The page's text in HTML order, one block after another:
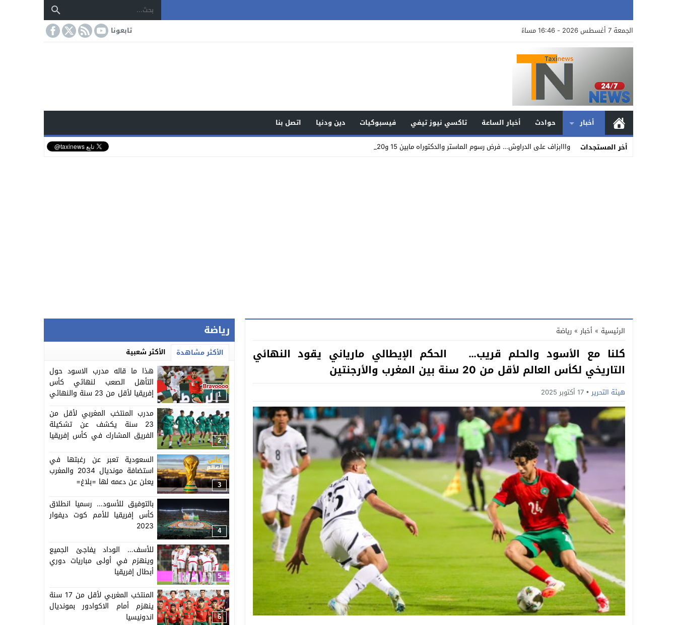
الجمعة 7 أغسطس 2026 - 16:46 مساءً تابعونا
أخبار حوادث أخبار الساعة تاكسي نيوز تيفي فيسبوكيات دين ودنيا
اتصل بنا
أخر المستجدات
وااابزاف على الدراوش… فرض رسوم الماستر والدكتوراه مابين 15 و20 ألف درهم يصل إ _
الرئيسية » أخبار » رياضة
كلنا مع الأسود والحلم قريب… الحكم الإيطالي مارياني يقود النهائي
التاريخي لكأس العالم لأقل من 20 سنة بين المغرب والأرجنتين
هيئة التحرير 17 أكتوبر 2025
رياضة
الأكثر مشاهدة الأكثر شعبية
1
هذا ما قاله مدرب الاسود حول
التأهل الصعب لنهائي كأس
إفريقيا لأقل من 23 سنة والنهائي
2
مدرب المنتخب المغربي لأقل من
23 سنة يكشف عن تشكيلة
الفريق المشارك في كأس إفريقيا
3
السعودية تعبر عن رغبتها في
استضافة مونديال 2034 والمغرب
يعلن عن دعمه لها =بلاغ=
4
بالتوفيق للأسود… رسميا انطلاق
كأس إفريقيا للأمم كوت ديفوار
2023
5
للأسف… الوداد يفاجئ الجميع
وينهزم في أولى مباريات دوري
أبطال إفريقيا
6
المنتخب المغربي لأقل من 17 سنة
ينهزم أمام الاكوادور بمونديال
اندونيسيا